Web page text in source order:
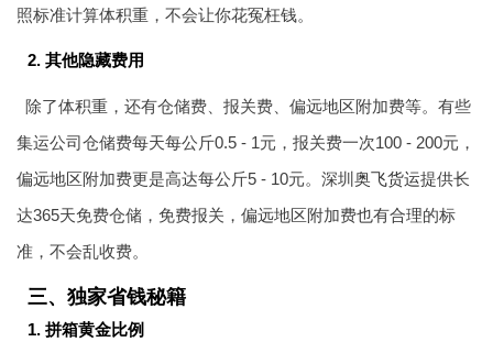
照标准计算体积重，不会让你花冤枉钱。
2. 其他隐藏费用
除了体积重，还有仓储费、报关费、偏远地区附加费等。有些
集运公司仓储费每天每公斤0.5 - 1元，报关费一次100 - 200元，
偏远地区附加费更是高达每公斤5 - 10元。深圳 奥飞货运提供长
达365天免费仓储，免费报关，偏远地区附加费也有合理的标
准，不会乱收费。
三、独家省钱秘籍
1. 拼箱黄金比例